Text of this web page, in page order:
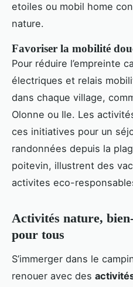
etoiles ou mobil home
nature.
Favoriser la mobilité
Pour réduire l’empreinte
électriques et relais
dans chaque village,
Olonne ou Ile. Les
ces initiatives pour un
randonnées depuis la
poitevin, illustrent des
activites eco-
Activités nature,
pour tous
S’immerger dans le
renouer avec des